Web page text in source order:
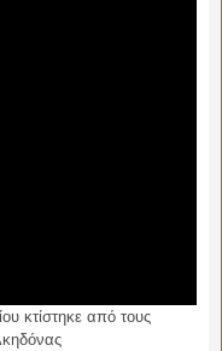
κτίστηκε από τους